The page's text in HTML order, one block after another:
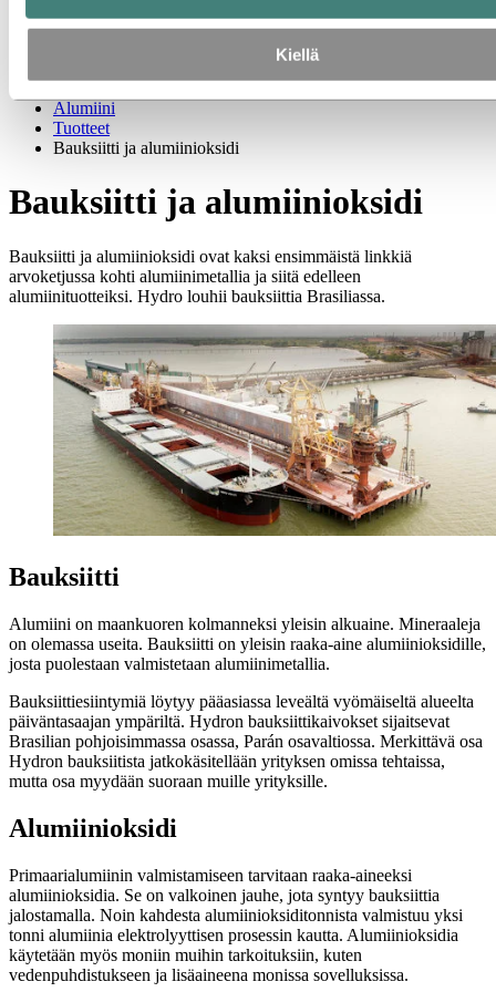
Kiellä
Toimialat, joita palvelemme
Alumiini
Tuotteet
Bauksiitti ja alumiinioksidi
Bauksiitti ja alumiinioksidi
Bauksiitti ja alumiinioksidi ovat kaksi ensimmäistä linkkiä
arvoketjussa kohti alumiinimetallia ja siitä edelleen
alumiinituotteiksi. Hydro louhii bauksiittia Brasiliassa.
Bauksiitti
Alumiini on maankuoren kolmanneksi yleisin alkuaine. Mineraaleja
on olemassa useita. Bauksiitti on yleisin raaka-aine alumiinioksidille,
josta puolestaan valmistetaan alumiinimetallia.
Bauksiittiesiintymiä löytyy pääasiassa leveältä vyömäiseltä alueelta
päiväntasaajan ympäriltä. Hydron bauksiittikaivokset sijaitsevat
Brasilian pohjoisimmassa osassa, Parán osavaltiossa. Merkittävä osa
Hydron bauksiitista jatkokäsitellään yrityksen omissa tehtaissa,
mutta osa myydään suoraan muille yrityksille.
Alumiinioksidi
Primaarialumiinin valmistamiseen tarvitaan raaka-aineeksi
alumiinioksidia. Se on valkoinen jauhe, jota syntyy bauksiittia
jalostamalla. Noin kahdesta alumiinioksiditonnista valmistuu yksi
tonni alumiinia elektrolyyttisen prosessin kautta. Alumiinioksidia
käytetään myös moniin muihin tarkoituksiin, kuten
vedenpuhdistukseen ja lisäaineena monissa sovelluksissa.